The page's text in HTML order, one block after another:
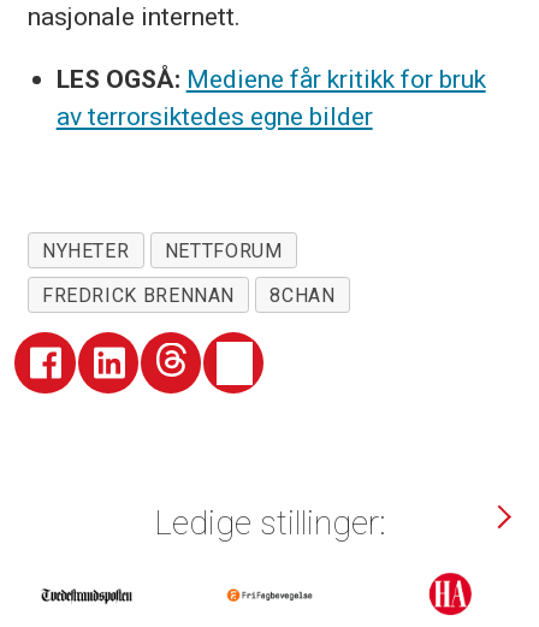
nasjonale internett.
LES OGSÅ: Mediene får kritikk for bruk
av terrorsiktedes egne bilder
NYHETER
NETTFORUM
FREDRICK BRENNAN
8CHAN
Ledige stillinger: